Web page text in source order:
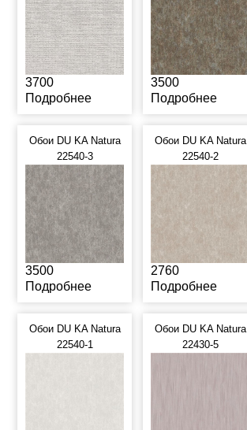
3700
Подробнее
3500
Подробнее
Обои DU KA Natura
22540-3
3500
Подробнее
Обои DU KA Natura
22540-2
2760
Подробнее
Обои DU KA Natura
22540-1
Обои DU KA Natura
22430-5